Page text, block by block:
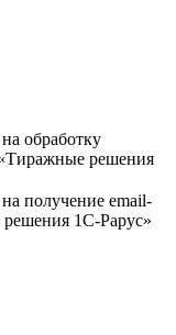
на обработку
решения
на получение email-
1С-Рарус»